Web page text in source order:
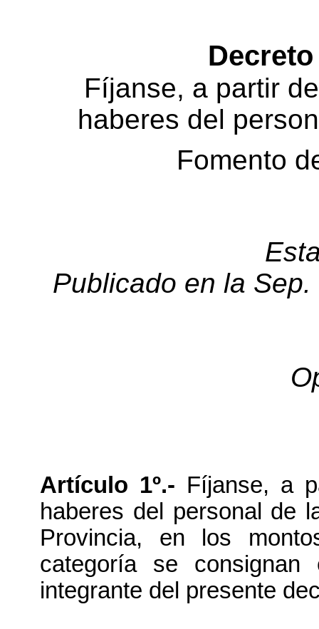
Decreto
Fíjanse, a partir
haberes del
Fomento
Publicado en la
Artículo 1º.- Fíjanse, a
haberes del personal de
Provincia, en los
categoría se consignan
integrante del presente